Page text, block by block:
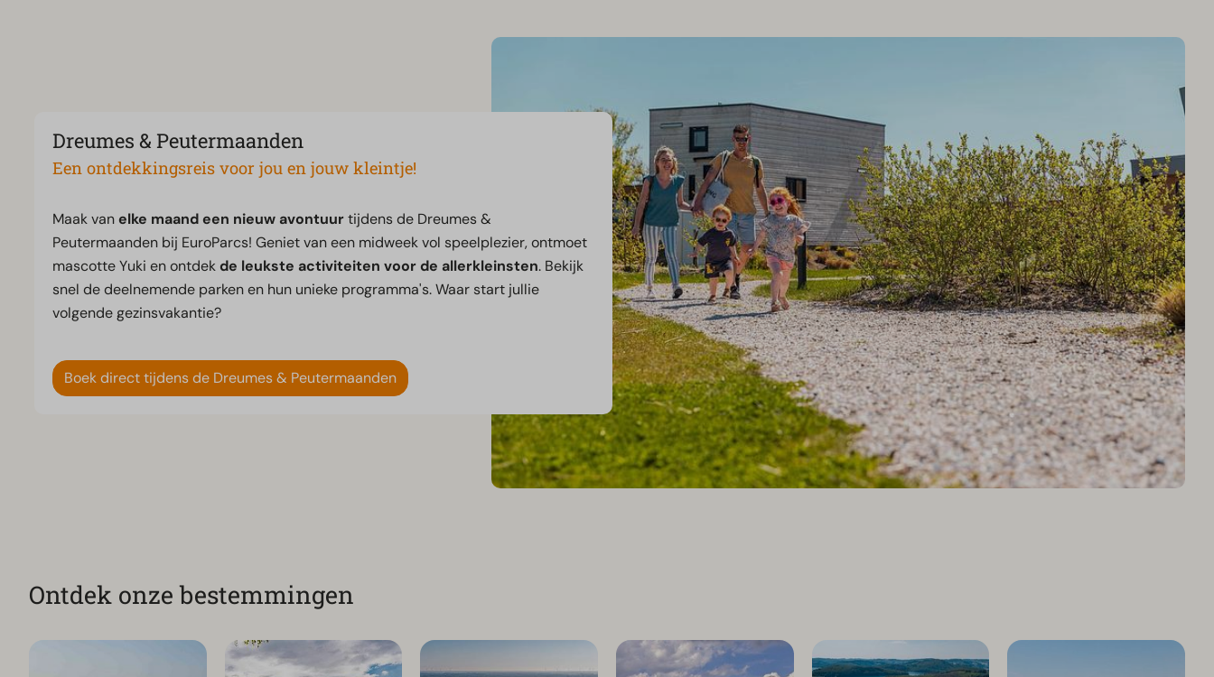
Dreumes & Peutermaanden
Een ontdekkingsreis voor jou en jouw kleintje!
Maak vanelke maand een nieuw avontuurtijdens de Dreumes &
Peutermaanden bij EuroParcs! Geniet van een midweek vol speelplezier, ontmoet
mascotte Yuki en ontdekde leukste activiteiten voor de allerkleinsten. Bekijk
snel de deelnemende parken en hun unieke programma's. Waar start jullie
volgende gezinsvakantie?
Boek direct tijdens de Dreumes & Peutermaanden
Ontdek onze bestemmingen